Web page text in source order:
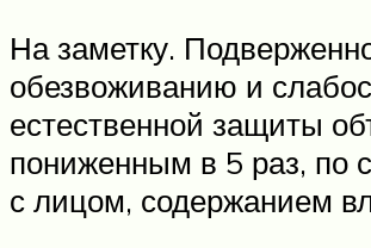
На заметку.
обезвоживанию и
естественной защиты
пониженным в 5 раз, по
с лицом, содержанием